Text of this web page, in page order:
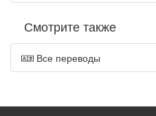
Смотрите также
Все переводы